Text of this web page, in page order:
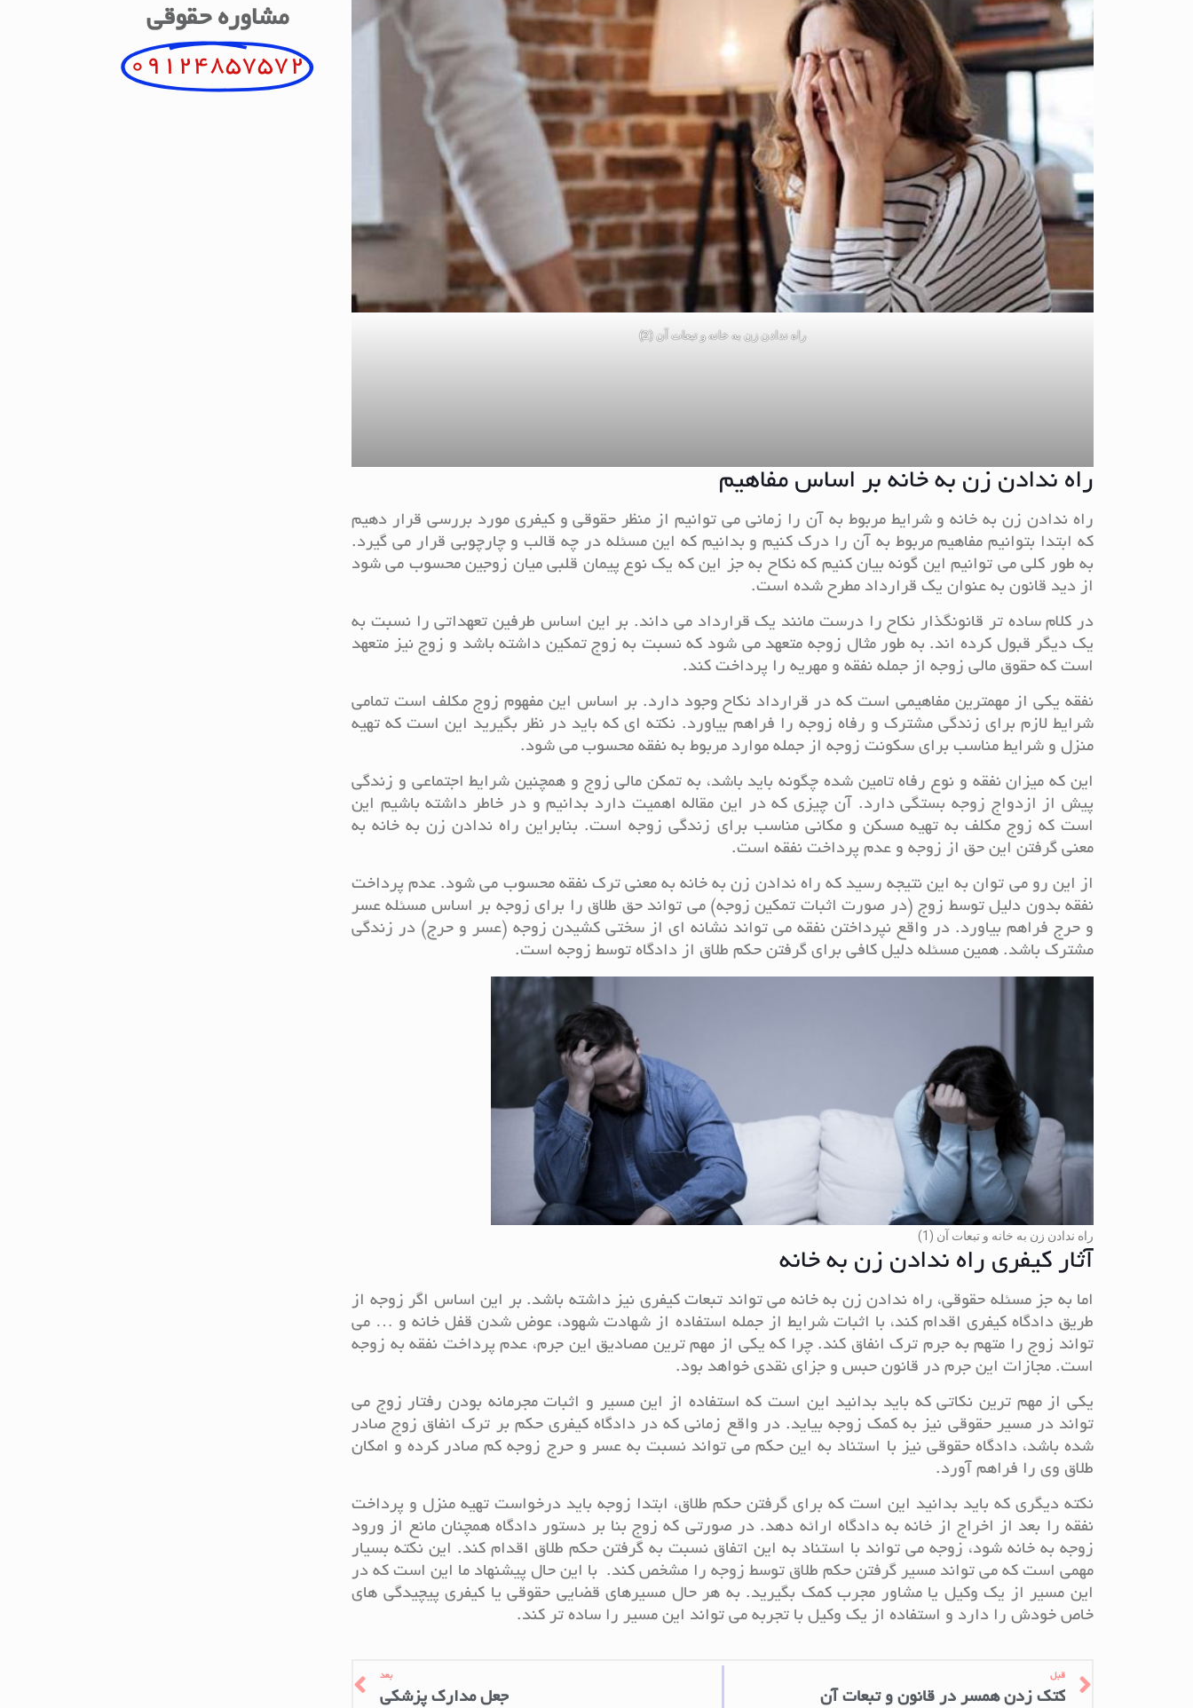
راه ندادن زن به خانه و تبعات آن (2)
راه ندادن زن به خانه بر اساس مفاهیم
راه ندادن زن به خانه و شرایط مربوط به آن را زمانی می توانیم از منظر حقوقی و کیفری مورد بررسی قرار دهیم
که ابتدا بتوانیم مفاهیم مربوط به آن را درک کنیم و بدانیم که این مسئله در چه قالب و چارچوبی قرار می گیرد.
به طور کلی می توانیم این گونه بیان کنیم که نکاح به جز این که یک نوع پیمان قلبی میان زوجین محسوب می شود
از دید قانون به عنوان یک قرارداد مطرح شده است.
در کلام ساده تر قانونگذار نکاح را درست مانند یک قرارداد می داند. بر این اساس طرفین تعهداتی را نسبت به
یک دیگر قبول کرده اند. به طور مثال زوجه متعهد می شود که نسبت به زوج تمکین داشته باشد و زوج نیز متعهد
است که حقوق مالی زوجه از جمله نفقه و مهریه را پرداخت کند.
نفقه یکی از مهمترین مفاهیمی است که در قرارداد نکاح وجود دارد. بر اساس این مفهوم زوج مکلف است تمامی
شرایط لازم برای زندگی مشترک و رفاه زوجه را فراهم بیاورد. نکته ای که باید در نظر بگیرید این است که تهیه
منزل و شرایط مناسب برای سکونت زوجه از جمله موارد مربوط به نفقه محسوب می شود.
این که میزان نفقه و نوع رفاه تامین شده چگونه باید باشد، به تمکن مالی زوج و همچنین شرایط اجتماعی و زندگی
پیش از ازدواج زوجه بستگی دارد. آن چیزی که در این مقاله اهمیت دارد بدانیم و در خاطر داشته باشیم این
است که زوج مکلف به تهیه مسکن و مکانی مناسب برای زندگی زوجه است. بنابراین راه ندادن زن به خانه به
معنی گرفتن این حق از زوجه و عدم پرداخت نفقه است.
از این رو می توان به این نتیجه رسید که راه ندادن زن به خانه به معنی ترک نفقه محسوب می شود. عدم پرداخت
نفقه بدون دلیل توسط زوج (در صورت اثبات تمکین زوجه) می تواند حق طلاق را برای زوجه بر اساس مسئله عسر
و حرج فراهم بیاورد. در واقع نپرداختن نفقه می تواند نشانه ای از سختی کشیدن زوجه (عسر و حرج) در زندگی
مشترک باشد. همین مسئله دلیل کافی برای گرفتن حکم طلاق از دادگاه توسط زوجه است.
راه ندادن زن به خانه و تبعات آن (1)
آثار کیفری راه ندادن زن به خانه
اما به جز مسئله حقوقی، راه ندادن زن به خانه می تواند تبعات کیفری نیز داشته باشد. بر این اساس اگر زوجه از
طریق دادگاه کیفری اقدام کند، با اثبات شرایط از جمله استفاده از شهادت شهود، عوض شدن قفل خانه و … می
تواند زوج را متهم به جرم ترک انفاق کند. چرا که یکی از مهم ترین مصادیق این جرم، عدم پرداخت نفقه به زوجه
است. مجازات این جرم در قانون حبس و جزای نقدی خواهد بود.
یکی از مهم ترین نکاتی که باید بدانید این است که استفاده از این مسیر و اثبات مجرمانه بودن رفتار زوج می
تواند در مسیر حقوقی نیز به کمک زوجه بیاید. در واقع زمانی که در دادگاه کیفری حکم بر ترک انفاق زوج صادر
شده باشد، دادگاه حقوقی نیز با استناد به این حکم می تواند نسبت به عسر و حرج زوجه کم صادر کرده و امکان
طلاق وی را فراهم آورد.
نکته دیگری که باید بدانید این است که برای گرفتن حکم طلاق، ابتدا زوجه باید درخواست تهیه منزل و پرداخت
نفقه را بعد از اخراج از خانه به دادگاه ارائه دهد. در صورتی که زوج بنا بر دستور دادگاه همچنان مانع از ورود
زوجه به خانه شود، زوجه می تواند با استناد به این اتفاق نسبت به گرفتن حکم طلاق اقدام کند. این نکته بسیار
مهمی است که می تواند مسیر گرفتن حکم طلاق توسط زوجه را مشخص کند. با این حال پیشنهاد ما این است که در
این مسیر از یک وکیل یا مشاور مجرب کمک بگیرید. به هر حال مسیرهای قضایی حقوقی یا کیفری پیچیدگی های
خاص خودش را دارد و استفاده از یک وکیل با تجربه می تواند این مسیر را ساده تر کند.
قبل
کتک زدن همسر در قانون و تبعات آن
بعد
جعل مدارک پزشکی
مشاوره حقوقی
09124857572